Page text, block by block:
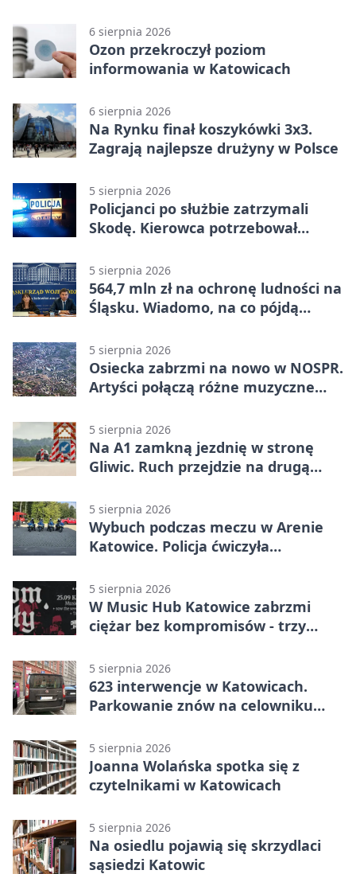
6 sierpnia 2026
Ozon przekroczył poziom
informowania w Katowicach
6 sierpnia 2026
Na Rynku finał koszykówki 3x3.
Zagrają najlepsze drużyny w Polsce
5 sierpnia 2026
Policjanci po służbie zatrzymali
Skodę. Kierowca potrzebował
5 sierpnia 2026
564,7 mln zł na ochronę ludności na
Śląsku. Wiadomo, na co pójdą
5 sierpnia 2026
Osiecka zabrzmi na nowo w NOSPR.
Artyści połączą różne muzyczne
5 sierpnia 2026
Na A1 zamkną jezdnię w stronę
Gliwic. Ruch przejdzie na drugą
5 sierpnia 2026
Wybuch podczas meczu w Arenie
Katowice. Policja ćwiczyła
5 sierpnia 2026
W Music Hub Katowice zabrzmi
ciężar bez kompromisów - trzy
5 sierpnia 2026
623 interwencje w Katowicach.
Parkowanie znów na celowniku
5 sierpnia 2026
Joanna Wolańska spotka się z
czytelnikami w Katowicach
5 sierpnia 2026
Na osiedlu pojawią się skrzydlaci
sąsiedzi Katowic